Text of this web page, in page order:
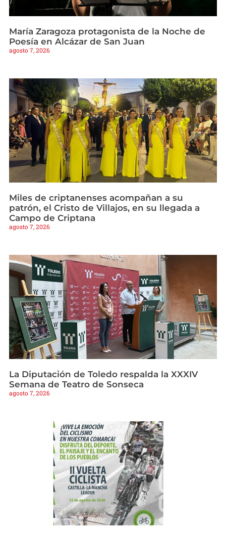
María Zaragoza protagonista de la Noche de
Poesía en Alcázar de San Juan
agosto 7, 2026
Miles de criptanenses acompañan a su
patrón, el Cristo de Villajos, en su llegada a
Campo de Criptana
agosto 7, 2026
La Diputación de Toledo respalda la XXXIV
Semana de Teatro de Sonseca
agosto 7, 2026